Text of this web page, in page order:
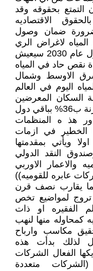
التمتع بحقوقه وقد
الاقتصاديه
ضرورة ضمان وصول
لاغراض الري
تشير بيانات الامم المتحده انه بحلول عام 2030 سيعيش
نقص حاد في المياه
الاوسط وشمال
اليوم في العالم
السكان المعرضين
لاجهاد مائي مرتفع بنسبة 61% مقارنة ب36% بباقي دول
هذ ه المنظمات
الخطير في ازمات
ويأتي بمقدمتها
النقد الدولي
والاعمار الاوربي
عابره للقوميه))
لما يقارب نصف قرن
لمواضيع تخص
الفقيره او ذات
كمحاوله منها لنهب
مكاسب وارباح
لذلك بدأت هذه
الفعال الشركات
(الشركات متعددة